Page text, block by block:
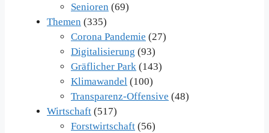
Senioren (69)
Themen (335)
Corona Pandemie (27)
Digitalisierung (93)
Gräflicher Park (143)
Klimawandel (100)
Transparenz-Offensive (48)
Wirtschaft (517)
Forstwirtschaft (56)